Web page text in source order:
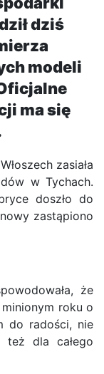
dziś
modeli
ma się
zasiała
w Tychach.
doszło do
zastąpiono
że
roku o
do radości, nie
dla całego